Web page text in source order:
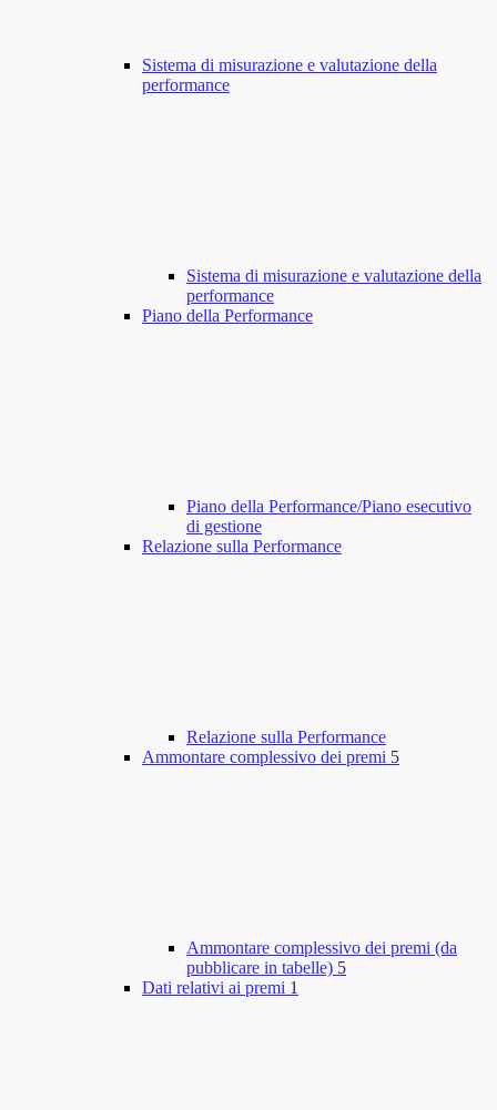
Sistema di misurazione e valutazione della
performance
Sistema di misurazione e valutazione della
performance
Piano della Performance
Piano della Performance/Piano esecutivo
di gestione
Relazione sulla Performance
Relazione sulla Performance
Ammontare complessivo dei premi 5
Ammontare complessivo dei premi (da
pubblicare in tabelle) 5
Dati relativi ai premi 1